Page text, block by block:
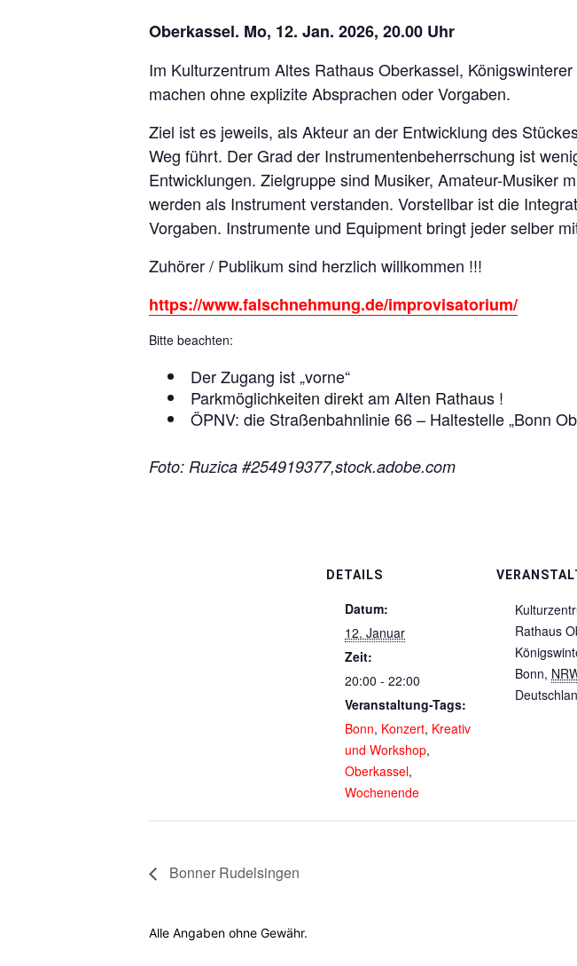
Oberkassel. Mo, 12. Jan. 2026, 20.00 Uhr
Im Kulturzentrum Altes Rathaus Oberkassel,
machen ohne explizite Absprachen oder Vorgaben.
Ziel ist es jeweils, als Akteur an der Entwicklung des
Weg führt. Der Grad der Instrumentenbeherrschung ist
Entwicklungen. Zielgruppe sind Musiker, Amateur-Musiker
werden als Instrument verstanden. Vorstellbar ist die
Vorgaben. Instrumente und Equipment bringt jeder selber
Zuhörer / Publikum sind herzlich willkommen !!!
https://www.falschnehmung.de/improvisatorium/
Bitte beachten:
Der Zugang ist „vorne“
Parkmöglichkeiten direkt am Alten Rathaus !
ÖPNV: die Straßenbahnlinie 66 – Haltestelle „Bonn
Foto: Ruzica #254919377,stock.adobe.com
DETAILS
Datum:
12. Januar
Zeit:
20:00 - 22:00
Veranstaltung-Tags:
Bonn, Konzert, Kreativ
und Workshop,
Oberkassel,
Wochenende
Rathaus
Bonn,
Bonner Rudelsingen
Alle Angaben ohne Gewähr.